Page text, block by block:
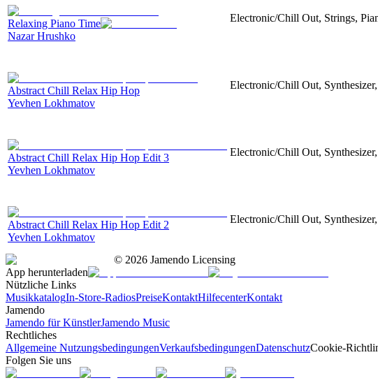
Relaxing Piano Time
Nazar Hrushko
Electronic/Chill Out, Strings,
Abstract Chill Relax Hip Hop
Yevhen Lokhmatov
Electronic/Chill Out,
Abstract Chill Relax Hip Hop Edit 3
Yevhen Lokhmatov
Electronic/Chill Out,
Abstract Chill Relax Hip Hop Edit 2
Yevhen Lokhmatov
Electronic/Chill Out,
© 2026 Jamendo Licensing
App herunterladen
Nützliche Links
MusikkatalogIn-Store-RadiosPreiseKontaktHilfecenterKontakt
Jamendo
Jamendo für KünstlerJamendo Music
Rechtliches
Allgemeine NutzungsbedingungenVerkaufsbedingungenDatenschutzCookie-
Folgen Sie uns